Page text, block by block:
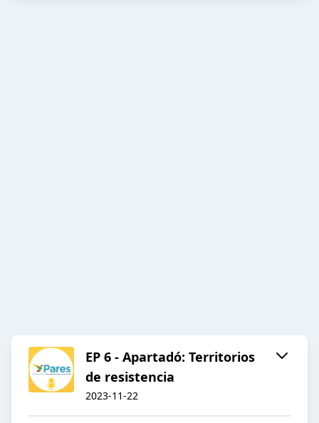
EP 6 - Apartadó: Territorios
de resistencia
2023-11-22